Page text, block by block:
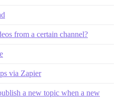
from a certain channel?
via Zapier
a new topic when a new